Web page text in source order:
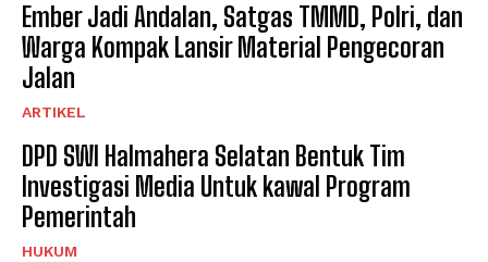
Ember Jadi Andalan, Satgas TMMD, Polri, dan
Warga Kompak Lansir Material Pengecoran
Jalan
ARTIKEL
DPD SWI Halmahera Selatan Bentuk Tim
Investigasi Media Untuk kawal Program
Pemerintah
HUKUM